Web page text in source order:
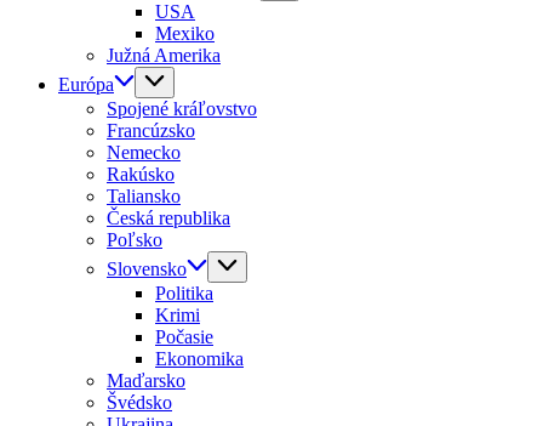
USA
Mexiko
Južná Amerika
Európa
Spojené kráľovstvo
Francúzsko
Nemecko
Rakúsko
Taliansko
Česká republika
Poľsko
Slovensko
Politika
Krimi
Počasie
Ekonomika
Maďarsko
Švédsko